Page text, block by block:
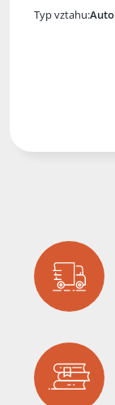
Typ vztahu: